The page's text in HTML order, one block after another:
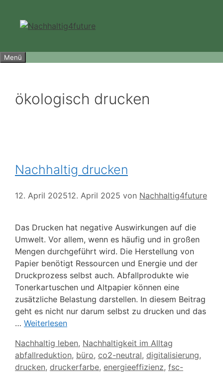
springen
Menü
ökologisch drucken
Nachhaltig drucken
12. April 202512. April 2025 von Nachhaltig4future
Das Drucken hat negative Auswirkungen auf die
Umwelt. Vor allem, wenn es häufig und in großen
Mengen durchgeführt wird. Die Herstellung von
Papier benötigt Ressourcen und Energie und der
Druckprozess selbst auch. Abfallprodukte wie
Tonerkartuschen und Altpapier können eine
zusätzliche Belastung darstellen. In diesem Beitrag
geht es nicht nur darum selbst zu drucken und das
… Weiterlesen
Kategorien
Nachhaltig leben, Nachhaltigkeit im Alltag
Schlagwörter
abfallreduktion, büro, co2-neutral, digitalisierung,
drucken, druckerfarbe, energieeffizienz, fsc-